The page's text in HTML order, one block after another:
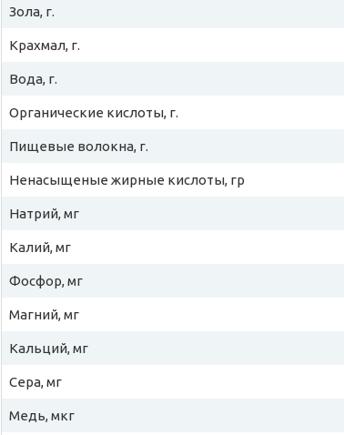
Зола, г.
Крахмал, г.
Вода, г.
Органические кислоты, г.
Пищевые волокна, г.
Ненасыщеные жирные кислоты, гр
Натрий, мг
Калий, мг
Фосфор, мг
Магний, мг
Кальций, мг
Сера, мг
Медь, мкг